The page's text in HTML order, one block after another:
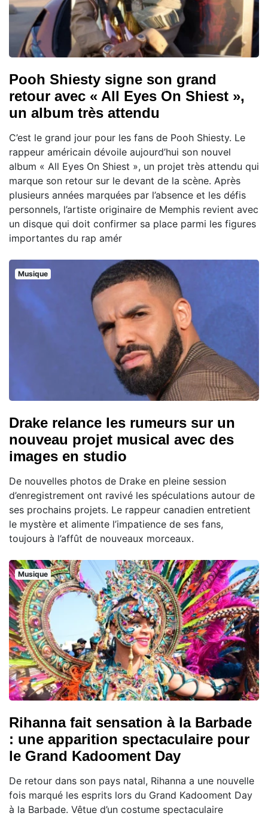
Pooh Shiesty signe son grand
retour avec « All Eyes On Shiest »,
un album très attendu
C’est le grand jour pour les fans de Pooh Shiesty. Le
rappeur américain dévoile aujourd’hui son nouvel
album « All Eyes On Shiest », un projet très attendu qui
marque son retour sur le devant de la scène. Après
plusieurs années marquées par l’absence et les défis
personnels, l’artiste originaire de Memphis revient avec
un disque qui doit confirmer sa place parmi les figures
importantes du rap amér
Musique
Drake relance les rumeurs sur un
nouveau projet musical avec des
images en studio
De nouvelles photos de Drake en pleine session
d’enregistrement ont ravivé les spéculations autour de
ses prochains projets. Le rappeur canadien entretient
le mystère et alimente l’impatience de ses fans,
toujours à l’affût de nouveaux morceaux.
Musique
Rihanna fait sensation à la Barbade
: une apparition spectaculaire pour
le Grand Kadooment Day
De retour dans son pays natal, Rihanna a une nouvelle
fois marqué les esprits lors du Grand Kadooment Day
à la Barbade. Vêtue d’un costume spectaculaire